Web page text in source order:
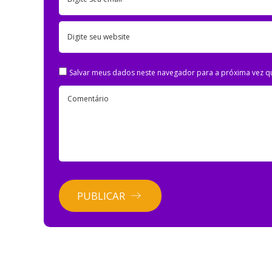
Digite seu website
Salvar meus dados neste navegador para a próxima vez
Comentário
PUBLICAR